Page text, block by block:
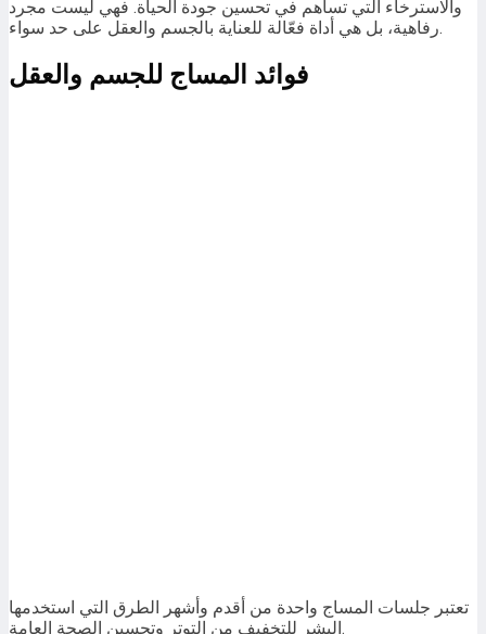
والاسترخاء التي تساهم في تحسين جودة الحياة. فهي ليست مجرد
رفاهية، بل هي أداة فعّالة للعناية بالجسم والعقل على حد سواء.
فوائد المساج للجسم والعقل
تعتبر جلسات المساج واحدة من أقدم وأشهر الطرق التي استخدمها
البشر للتخفيف من التوتر وتحسين الصحة العامة.